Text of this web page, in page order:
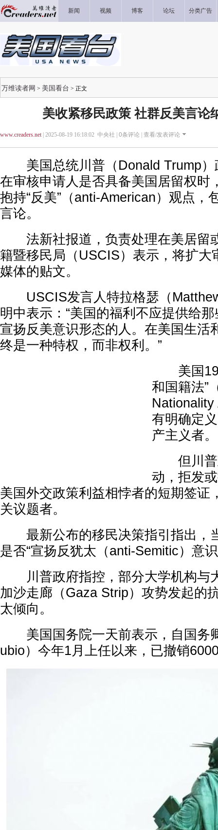
新闻 视频 博客 论坛 分类广告
万维读者网 > 美国看台 > 正文
美收紧移民政策 社群反美言论
www.creaders.net| 2025-08-19 16:18:02 中央社 | 0条评论 | 查看/发表评论
美国总统川普（Donald Trump）
在审核申请人是否具备美国居留权时
抱持“反美”（anti-American）观点，
言论。
法新社报道，负责处理在美居留
籍暨移民局（USCIS）表示，将扩大
媒体的贴文。
USCIS发言人特拉格瑟（
明中表示：“美国的福利不应提供给
宣扬反美意识形态的人。在美国生活
终是一种特权，而非权利。”
美国
和国籍法”
有明确定
产主义者。
但川普
动，拒发
美国外交政策利益相悖者的短期签证
关议题者。
最新公布的移民决策指引指出，
是否“宣扬反犹太（anti-Semitic）意
川普政府指控，部分大学机构与
加沙走廊（Gaza Strip）攻势发起的
太倾向。
美国国务院一天前表示，自国务
ubio）今年1月上任以来，已撤销